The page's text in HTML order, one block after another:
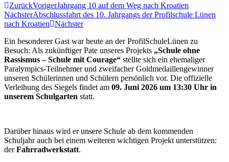
ZurückVorigerJahrgang 10 auf dem Weg nach Kroatien
NächsterAbschlussfahrt des 10. Jahrgangs der Profilschule Lünen
nach Kroatien
Nächster
Ein besonderer Gast war heute an der ProfilSchuleLünen zu
Besuch: Als zukünftiger Pate unseres Projekts „Schule ohne
Rassismus – Schule mit Courage“ stellte sich ein ehemaliger
Paralympics-Teilnehmer und zweifacher Goldmedaillengewinner
unseren Schülerinnen und Schülern persönlich vor. Die offizielle
Verleihung des Siegels findet am 09. Juni 2026 um 13:30 Uhr in
unserem Schulgarten statt.
Darüber hinaus wird er unsere Schule ab dem kommenden
Schuljahr auch bei einem weiteren wichtigen Projekt unterstützen:
derFahrradwerkstatt.